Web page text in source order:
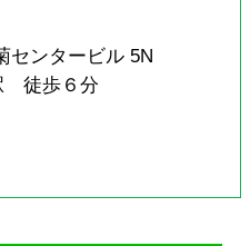
センタービル 5N
徒歩６分